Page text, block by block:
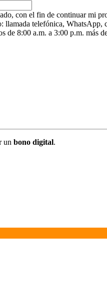
con el fin de continuar mi
telefónica, WhatsApp,
de 8:00 a.m. a 3:00 p.m.
un bono digital.